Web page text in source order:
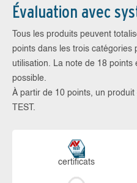
Évaluation avec
Tous les produits peuvent
points dans les trois catégories
utilisation. La note de 18 points
possible.
À partir de 10 points, un produit
TEST.
certi­ficats